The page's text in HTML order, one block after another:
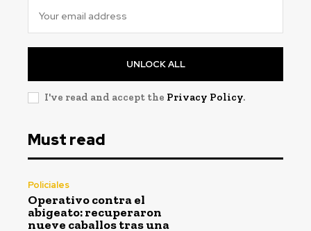
UNLOCK ALL
I've read and accept the Privacy Policy.
Must read
Policiales
Operativo contra el
abigeato: recuperaron
nueve caballos tras una